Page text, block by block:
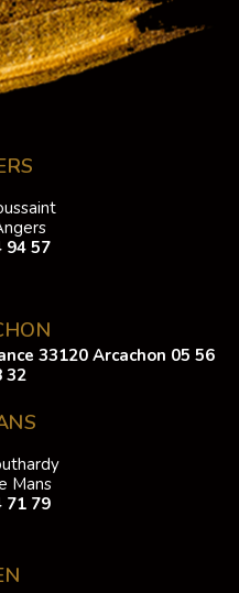
94 57
33120 Arcachon 05 56
32
Mans
71 79